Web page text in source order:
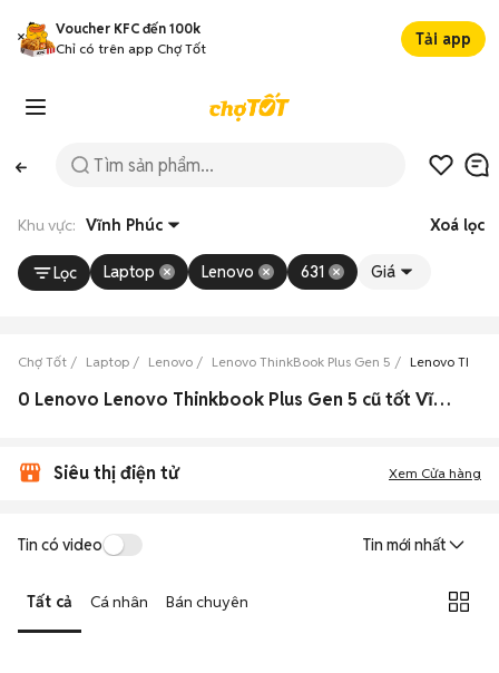
Voucher KFC đến 100k
Chỉ có trên app Chợ Tốt
Tải app
Khu vực: Vĩnh Phúc Xoá lọc
Lọc Laptop Lenovo 631 Giá
Chợ Tốt Laptop Lenovo Lenovo ThinkBook Plus Gen 5 Lenovo
0 Lenovo Lenovo Thinkbook Plus Gen 5 cũ tốt Vĩnh Phúc
Siêu thị điện tử Xem Cửa hàng
Tin có video Tin mới nhất
Tất cả Cá nhân Bán chuyên